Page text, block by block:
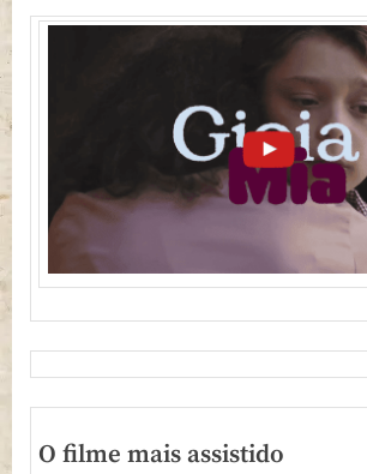
Ofilme mais assistido